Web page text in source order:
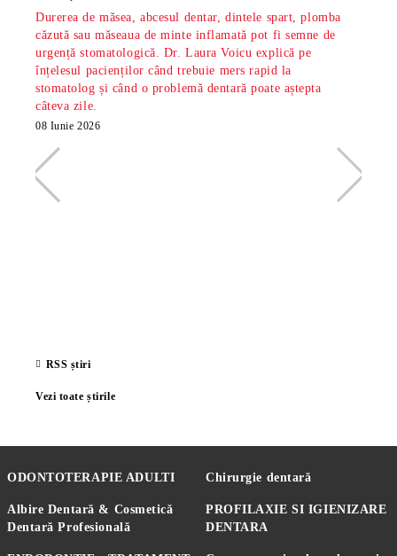
Durerea de măsea, abcesul dentar, dintele spart, plomba
căzută sau măseaua de minte inflamată pot fi semne de
urgență stomatologică. Dr. Laura Voicu explică pe
înțelesul pacienților când trebuie mers rapid la
stomatolog și când o problemă dentară poate aștepta
câteva zile.
08 Iunie 2026
RSS știri
Vezi toate știrile
ODONTOTERAPIE ADULTI
Albire Dentară & Cosmetică
Dentară Profesională
Chirurgie dentară
PROFILAXIE SI IGIENIZARE
DENTARA